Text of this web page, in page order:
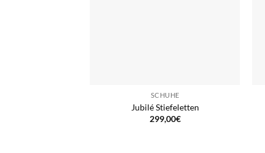
SCHUHE
Jubilé Stiefeletten
299,00€